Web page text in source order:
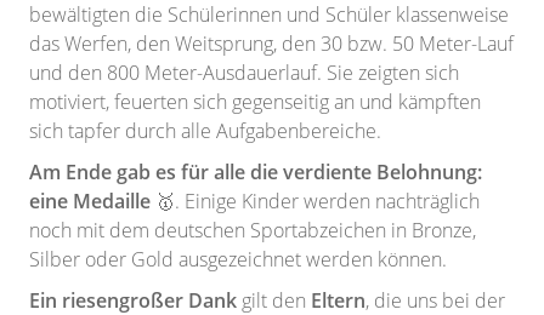
bewältigten die Schülerinnen und Schüler klassenweise
das Werfen, den Weitsprung, den 30 bzw. 50 Meter-Lauf
und den 800 Meter-Ausdauerlauf. Sie zeigten sich
motiviert, feuerten sich gegenseitig an und kämpften
sich tapfer durch alle Aufgabenbereiche.
Am Ende gab es für alle die verdiente Belohnung:
eine Medaille 🥇. Einige Kinder werden nachträglich
noch mit dem deutschen Sportabzeichen in Bronze,
Silber oder Gold ausgezeichnet werden können.
Ein riesengroßer Dank gilt den Eltern, die uns bei der